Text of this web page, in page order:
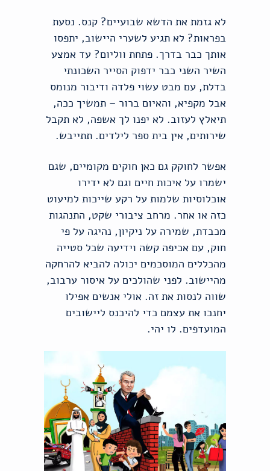
לא גזמת את הדשא שבועיים? קנס. נסעת
בפראות? לא תגיע לשערי היישוב, יתפסו
אותך כבר בדרך. פתחת ווליום? עד אמצע
השיר השני כבר ידפוק הסייר השכונתי
בדלת, עם מבט עשוי פלדה ודיבור מנומס
אבל מקפיא, והאיום ברור – תמשיך ככה,
תיאלץ לעזוב. לא יפנו לך אשפה, לא תקבל
שירותים, אין בית ספר לילדים. תתייבש.
אפשר לחוקק גם כאן חוקים מקומיים, שגם
ישמרו על איכות חיים וגם לא ידירו
אוכלוסיות שלמות על רקע שייכות למיעוט
כזה או אחר. מרחב ציבורי שקט, התנהגות
מכבדת, שמירה על ניקיון, נהיגה על פי
חוק, עם אכיפה קשה וידיעה שכל סטייה
מהכללים המוסכמים יכולה להביא להרחקה
מהיישוב. לפני שהולכים על איסור ערבוב,
שווה לנסות את זה. אולי אנשים אפילו
יחנכו את עצמם כדי להיכנס ליישובים
המועדפים. לו יהי.